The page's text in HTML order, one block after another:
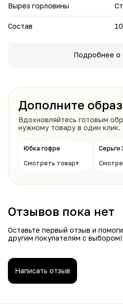
Вырез горловины
Состав
Подробнее о
Дополните образ
Вдохновляйтесь готовым
нужному товару в один клик.
Юбка гофре
Смотреть товар
Серьги
Отзывов пока нет
Оставьте первый отзыв и
другим покупателям с выбором!
Написать отзыв